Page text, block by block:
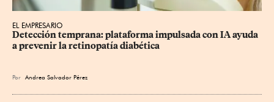
EL EMPRESARIO
Detección temprana: plataforma impulsada con IA ayuda
a prevenir la retinopatía diabética
Por Andrea Salvador Pérez